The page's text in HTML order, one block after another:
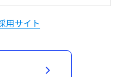
用サイト